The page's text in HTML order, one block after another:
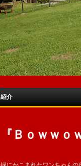
紹介
『Ｂｏｗｗｏ